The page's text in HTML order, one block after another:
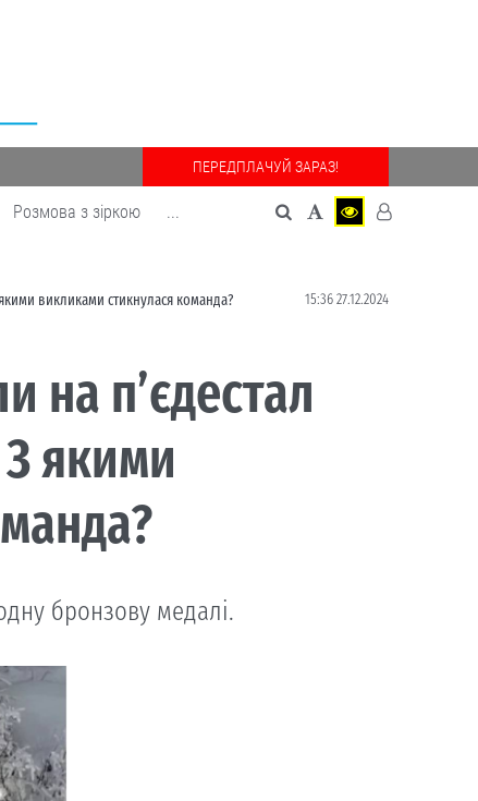
ПЕРЕДПЛАЧУЙ ЗАРАЗ!
Розмова з зіркою ...
викликами стикнулася команда? 15:36 27.12.2024
на п’єдестал
якими
бронзову медалі.